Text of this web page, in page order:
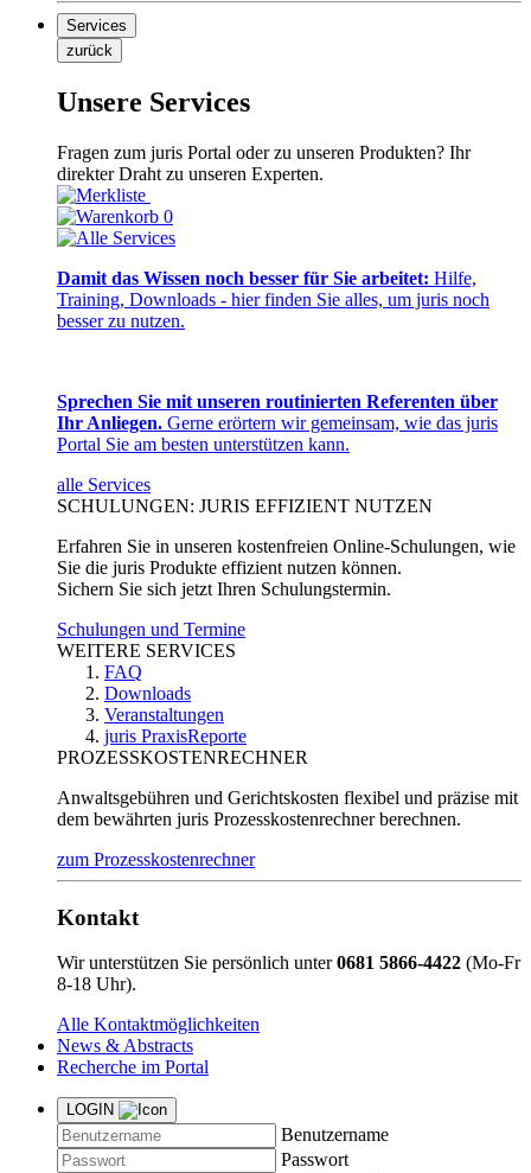
Services
zurück
Unsere Services
Fragen zum juris Portal oder zu unseren Produkten? Ihr
direkter Draht zu unseren Experten.
0
Damit das Wissen noch besser für Sie arbeitet: Hilfe,
Training, Downloads - hier finden Sie alles, um juris noch
besser zu nutzen.
Sprechen Sie mit unseren routinierten Referenten über
Ihr Anliegen. Gerne erörtern wir gemeinsam, wie das juris
Portal Sie am besten unterstützen kann.
alle Services
SCHULUNGEN: JURIS EFFIZIENT NUTZEN
Erfahren Sie in unseren kostenfreien Online-Schulungen, wie
Sie die juris Produkte effizient nutzen können.
Sichern Sie sich jetzt Ihren Schulungstermin.
Schulungen und Termine
WEITERE SERVICES
FAQ
Downloads
Veranstaltungen
juris PraxisReporte
PROZESSKOSTENRECHNER
Anwaltsgebühren und Gerichtskosten flexibel und präzise mit
dem bewährten juris Prozesskostenrechner berechnen.
zum Prozesskostenrechner
Kontakt
Wir unterstützen Sie persönlich unter0681 5866-4422 (Mo-Fr
8-18 Uhr).
Alle Kontaktmöglichkeiten
News & Abstracts
Recherche im Portal
LOGIN
Benutzername
Passwort